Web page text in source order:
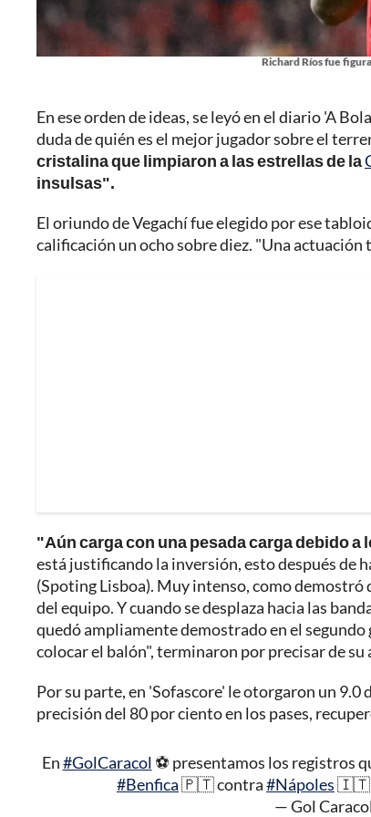
Richard Ríos fue
En ese orden de ideas, se leyó en el diario 'A
duda de quién es el mejor jugador sobre el
cristalina que limpiaron a las estrellas de la
insulsas".
El oriundo de Vegachí fue elegido por ese
calificación un ocho sobre diez. "Una
"Aún carga con una pesada carga debido
está justificando la inversión, esto después de
(Spoting Lisboa). Muy intenso, como demostró
del equipo. Y cuando se desplaza hacia las
quedó ampliamente demostrado en el
colocar el balón", terminaron por precisar de
Por su parte, en 'Sofascore' le otorgaron un 9.0
precisión del 80 por ciento en los pases,
En#GolCaracol ⚽ presentamos los registros
#Benfica🇵🇹 contra#Nápoles🇮🇹
— Gol